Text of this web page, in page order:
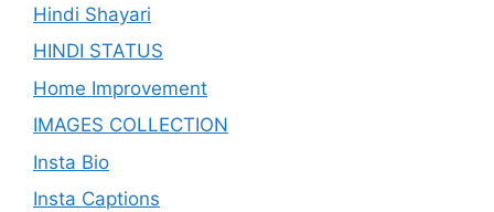
Hindi Shayari
HINDI STATUS
Home Improvement
IMAGES COLLECTION
Insta Bio
Insta Captions